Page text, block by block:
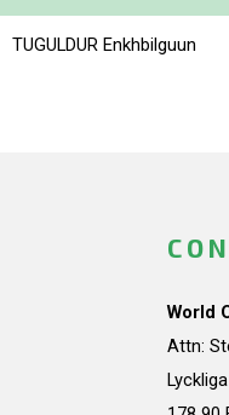
TUGULDUR Enkhbilguun
World
Attn: